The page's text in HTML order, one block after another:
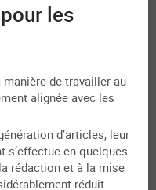
les
manière de travailler au
alignée avec les
d’articles, leur
en quelques
rédaction et à la mise
réduit.